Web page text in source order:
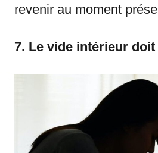
revenir au moment
7. Le vide intérieur